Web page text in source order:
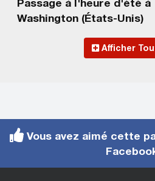
Washington (États-Unis)
Afficher
Vous avez aimé cette